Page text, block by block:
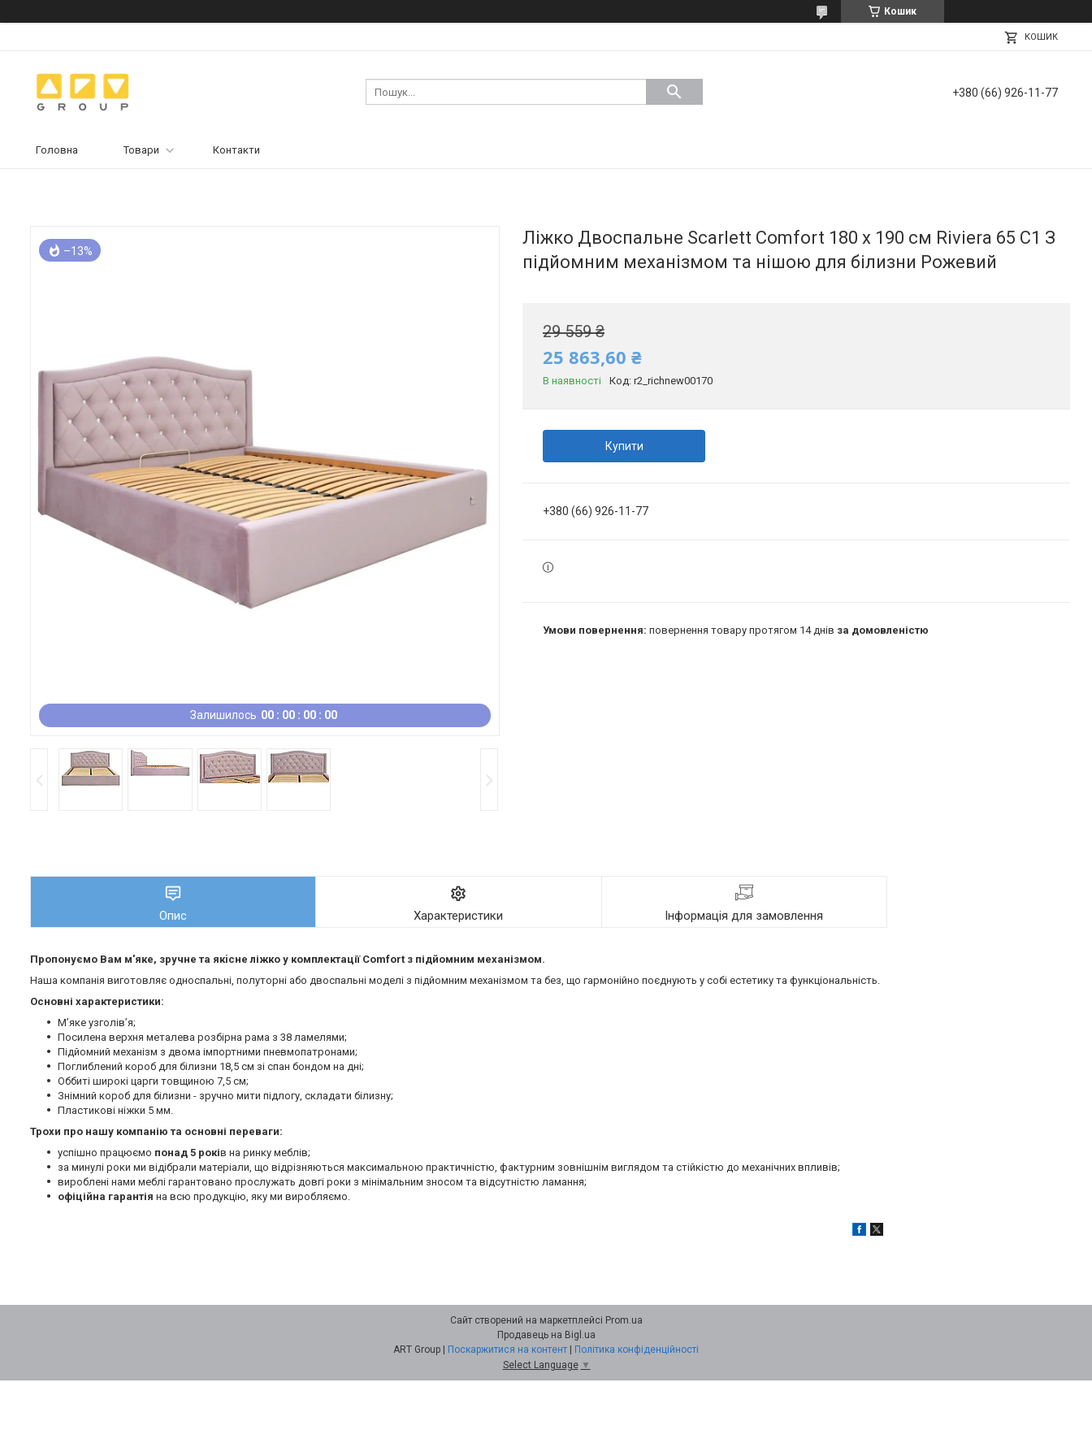
Кошик
КОШИК
+380 (66) 926-11-77
Головна Товари Контакти
Залишилось 00 00 00 00
–13%
Ліжко Двоспальне Scarlett Comfort 180 х 190 см Riviera 65 С1 З
підйомним механізмом та нішою для білизни Рожевий
29 559 ₴
25 863,60 ₴
В наявності Код: r2_richnew00170
Купити
+380 (66) 926-11-77
повернення товару протягом 14 днів за домовленістю
Опис Характеристики Інформація для замовлення
Пропонуємо Вам м'яке, зручне та якiсне ліжко у комплектації Comfort з підйомним механізмом.
Наша компанія виготовляє односпальні, полуторні або двоспальні моделі з підйомним механізмом та без, що гармонійно поєднують у собі естетику та функціональність.
Основні характеристики:
М’яке узголів’я;
Посилена верхня металева розбірна рама з 38 ламелями;
Підйомний механізм з двома імпортними пневмопатронами;
Поглиблений короб для білизни 18,5 см зі спан бондом на дні;
Оббиті широкі царги товщиною 7,5 см;
Знімний короб для білизни - зручно мити підлогу, складати білизну;
Пластикові ніжки 5 мм.
Трохи про нашу компанію та основні переваги:
успішно працюємо понад 5 років на ринку меблів;
за минулі роки ми відібрали матеріали, що відрізняються максимальною практичністю, фактурним зовнішнім виглядом та стійкістю до механічних впливів;
вироблені нами меблі гарантовано прослужать довгі роки з мінімальним зносом та відсутністю ламання;
офіційна гарантія на всю продукцію, яку ми виробляємо.
Сайт створений на маркетплейсі Prom.ua
Продавець на Bigl.ua
Поскаржитися на контент
Політика конфіденційності
Select Language ▼